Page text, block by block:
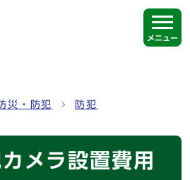
メニュー
災・防犯 防犯
メラ設置費用